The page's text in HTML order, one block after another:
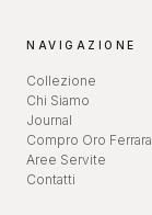
NAVIGAZIONE
Collezione
Chi Siamo
Journal
Compro Oro Ferrara
Aree Servite
Contatti